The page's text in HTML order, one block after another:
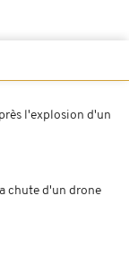
l'explosion d'un
chute d'un drone